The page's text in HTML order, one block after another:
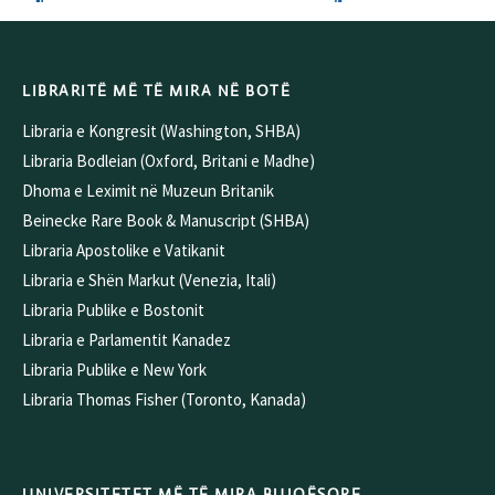
LIBRARITË MË TË MIRA NË BOTË
Libraria e Kongresit (Washington, SHBA)
Libraria Bodleian (Oxford, Britani e Madhe)
Dhoma e Leximit në Muzeun Britanik
Beinecke Rare Book & Manuscript (SHBA)
Libraria Apostolike e Vatikanit
Libraria e Shën Markut (Venezia, Itali)
Libraria Publike e Bostonit
Libraria e Parlamentit Kanadez
Libraria Publike e New York
Libraria Thomas Fisher (Toronto, Kanada)